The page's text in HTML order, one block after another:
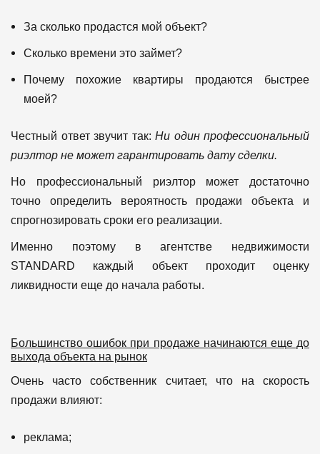
За сколько продастся мой объект?
Сколько времени это займет?
Почему похожие квартиры продаются быстрее
моей?
Честный ответ звучит так: Ни один профессиональный
риэлтор не может гарантировать дату сделки.
Но профессиональный риэлтор может достаточно
точно определить вероятность продажи объекта и
спрогнозировать сроки его реализации.
Именно поэтому в агентстве недвижимости
STANDARD каждый объект проходит оценку
ликвидности еще до начала работы.
Большинство ошибок при продаже начинаются еще до
выхода объекта на рынок
Очень часто собственник считает, что на скорость
продажи влияют:
реклама;